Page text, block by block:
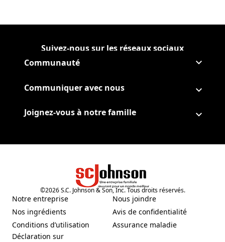
Suivez-nous sur les réseaux sociaux
Suivre Corporate sur
(Opens in a new tab)
Suivre Corporate sur
(Opens in a new tab)
Suivre Corporate sur
(Opens in a new tab)
Suivre Corporate sur
(Opens in a new tab)
Communauté
Communiquer avec nous
Joignez-vous à notre famille
©2026S.C. Johnson & Son, Inc. Tous droits réservés.
Notre entreprise
Nos ingrédients
(Opens in a new tab)
Conditions d’utilisation
(Opens in a new tab)
Déclaration sur
Nous joindre
(Opens in a new tab)
Avis de confidentialité
(Opens in a new tab)
Assurance maladie